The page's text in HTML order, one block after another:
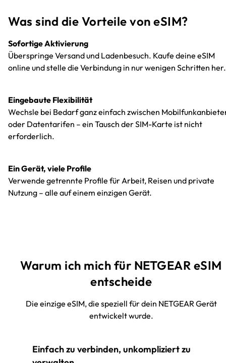
Was sind die Vorteile von eSIM?
Sofortige Aktivierung
Überspringe Versand und Ladenbesuch. Kaufe deine eSIM
online und stelle die Verbindung in nur wenigen Schritten her.
Eingebaute Flexibilität
Wechsle bei Bedarf ganz einfach zwischen
oder Datentarifen – ein Tausch der SIM-Karte ist nicht
erforderlich.
Ein Gerät, viele Profile
Verwende getrennte Profile für Arbeit, Reisen und private
Nutzung – alle auf einem einzigen Gerät.
Warum ich mich für NETGEAR eSIM
entscheide
Die einzige eSIM, die speziell für dein NETGEAR Gerät
entwickelt wurde.
Einfach zu verbinden, unkompliziert zu